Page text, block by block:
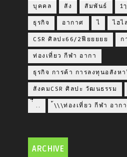
บุคคล สัง สัมพันธ์ 1ๅ
ธุรกิจ อากาศ ไ ไฮไ
CSR ศิลปะ66/2ฟียยยยย ก
ท่องเที่ยว กีฬา อากา
ธุรกิจ การค้า การลงทุนอสังห
สังคมCSR ศิลปะ วัฒนธรรม
่่ื​ .. \\\ท่องเที่ยว กีฬา อาก
ARCHIVE